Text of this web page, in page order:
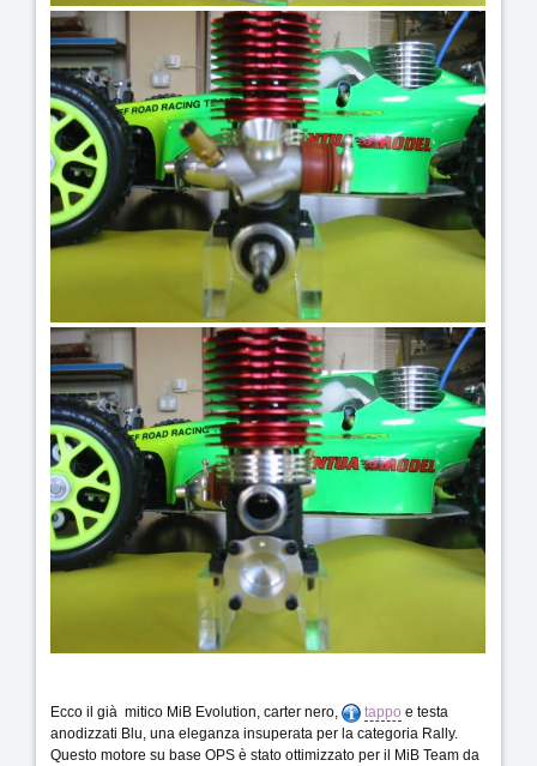
Ecco il già mitico MiB Evolution, carter nero, tappo e testa
anodizzati Blu, una eleganza insuperata per la categoria Rally.
Questo motore su base OPS è stato ottimizzato per il MiB Team da